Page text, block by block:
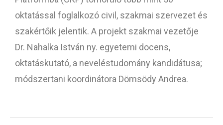
oktatással foglalkozó civil, szakmai szervezet és
szakértőik jelentik. A projekt szakmai vezetője
Dr. Nahalka István ny. egyetemi docens,
oktatáskutató, a neveléstudomány kandidátusa;
módszertani koordinátora Dömsödy Andrea.